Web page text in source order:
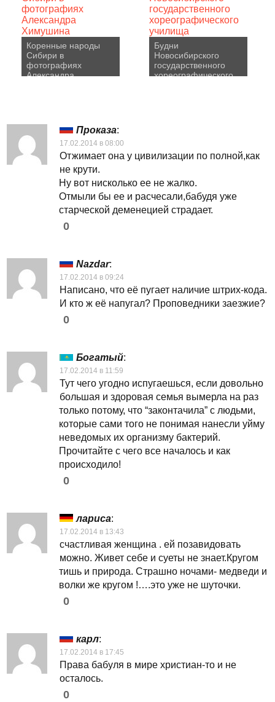
Коренные народы
Сибири в
фотографиях
Александра
Будни
Новосибирского
государственного
хореографического
Проказа:
17.02.2014 в 08:00
Отжимает она у цивилизации по полной,как
не крути.
Ну вот нисколько ее не жалко.
Отмыли бы ее и расчесали,бабудя уже
старческой деменецией страдает.
0
Nazdar:
17.02.2014 в 09:24
Написано, что её пугает наличие штрих-кода.
И кто ж её напугал? Проповедники заезжие?
0
Богатый:
17.02.2014 в 11:59
Тут чего угодно испугаешься, если довольно
большая и здоровая семья вымерла на раз
только потому, что “законтачила” с людьми,
которые сами того не понимая нанесли уйму
неведомых их организму бактерий.
Прочитайте с чего все началось и как
происходило!
0
лариса:
17.02.2014 в 13:43
счастливая женщина . ей позавидовать
можно. Живет себе и суеты не знает.Кругом
тишь и природа. Страшно ночами- медведи и
волки же кругом !….это уже не шуточки.
0
карл:
17.02.2014 в 17:45
Права бабуля в мире христиан-то и не
осталось.
0